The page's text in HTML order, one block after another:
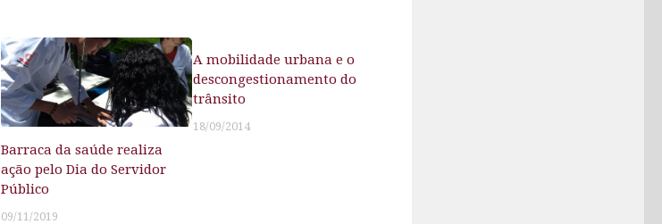
Barraca da saúde realiza
ação pelo Dia do Servidor
Público
09/11/2019
A mobilidade urbana e o
descongestionamento do
trânsito
18/09/2014